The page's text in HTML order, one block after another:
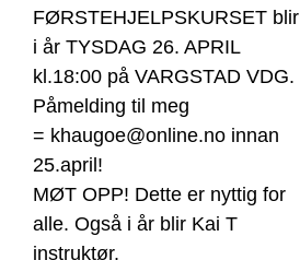
FØRSTEHJELPSKURSET blir
i år TYSDAG 26. APRIL
kl.18:00 på VARGSTAD VDG.
Påmelding til meg
= khaugoe@online.no innan
25.april!
MØT OPP! Dette er nyttig for
alle. Også i år blir Kai T
instruktør.